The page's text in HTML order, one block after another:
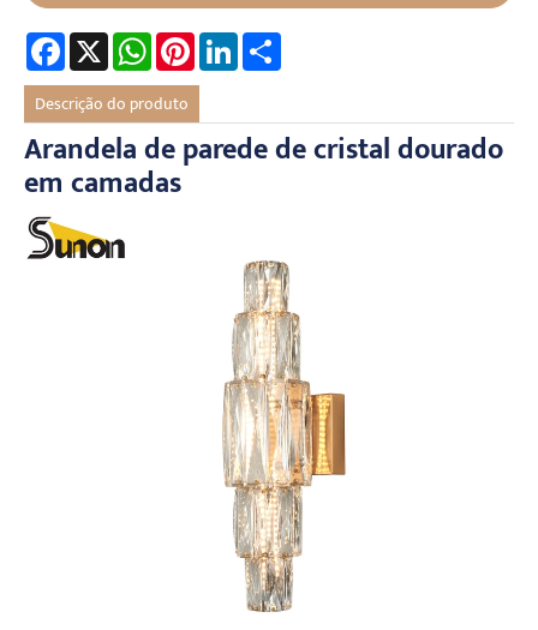
Facebook
X WhatsAppPinterestLinkedIn
Descrição do produto
Arandela de parede de cristal dourado
em camadas